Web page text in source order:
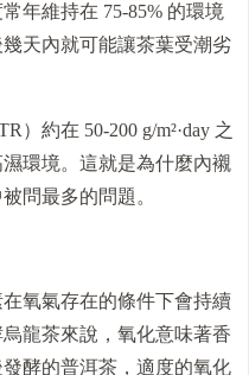
年維持在 75-85% 的環境
天內就可能讓茶葉受潮劣
約在 50-200 g/m²·day 之
環境。這就是為什麼內襯
問最多的問題。
氧氣存在的條件下會持續
龍茶來說，氧化意味著香
酵的普洱茶，適度的氧化